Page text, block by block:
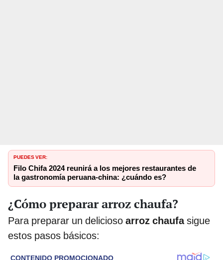
PUEDES VER:
Filo Chifa 2024 reunirá a los mejores restaurantes de
la gastronomía peruana-china: ¿cuándo es?
¿Cómo preparar arroz chaufa?
Para preparar un delicioso arroz chaufasigue
estos pasos básicos: